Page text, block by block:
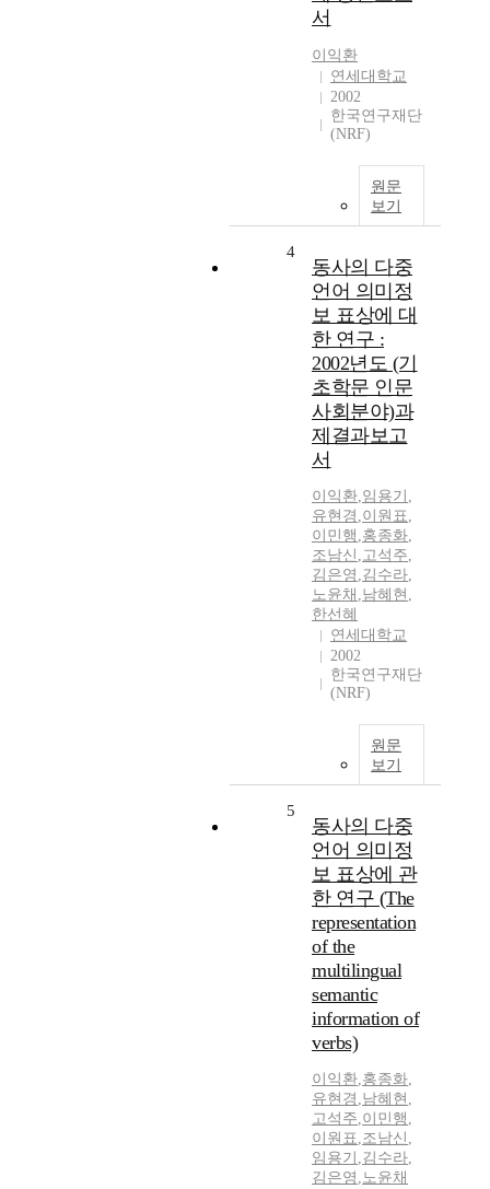
서
이익환
연세대학교
2002
한국연구재단
(NRF)
원문
보기
4
동사의 다중
언어 의미정
보 표상에 대
한 연구 :
2002년도 (기
초학문 인문
사회분야)과
제결과보고
서
이익환,임용기 ,
유현경 ,이원표,
이민행 ,홍종화,
조남신 ,고석주,
김은영 ,김수라,
노윤채 ,남혜현 ,
한선혜
연세대학교
2002
한국연구재단
(NRF)
원문
보기
5
동사의 다중
언어 의미정
보 표상에 관
한 연구 (The
representation
of the
multilingual
semantic
information of
verbs)
이익환,홍종화,
유현경 ,남혜현 ,
고석주,이민행 ,
이원표,조남신 ,
임용기 ,김수라,
김은영 ,노윤채